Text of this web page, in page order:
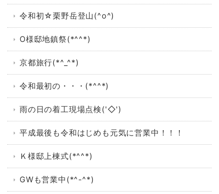
令和初☆栗野岳登山(^o^)
O様邸地鎮祭(*^^*)
京都旅行(*^_^*)
令和最初の・・・(*^^*)
雨の日の着工現場点検('◇')ゞ
平成最後も令和はじめも元気に営業中！！！
Ｋ様邸上棟式(*^^*)
GWも営業中(*^-^*)